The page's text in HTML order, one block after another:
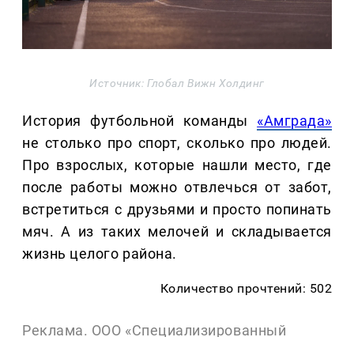
Источник: Глобал Вижн Холдинг
История футбольной команды «Амграда»
не столько про спорт, сколько про людей.
Про взрослых, которые нашли место, где
после работы можно отвлечься от забот,
встретиться с друзьями и просто попинать
мяч. А из таких мелочей и складывается
жизнь целого района.
Количество прочтений: 502
Реклама. ООО «Специализированный